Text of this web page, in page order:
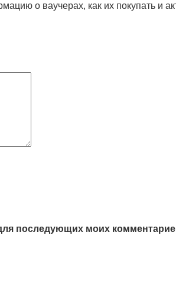
о ваучерах, как их покупать и
последующих моих